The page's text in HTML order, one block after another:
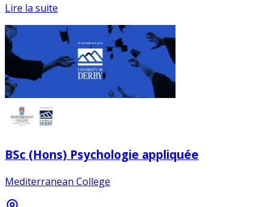
Lire la suite
BSc (Hons) Psychologie appliquée
Mediterranean College